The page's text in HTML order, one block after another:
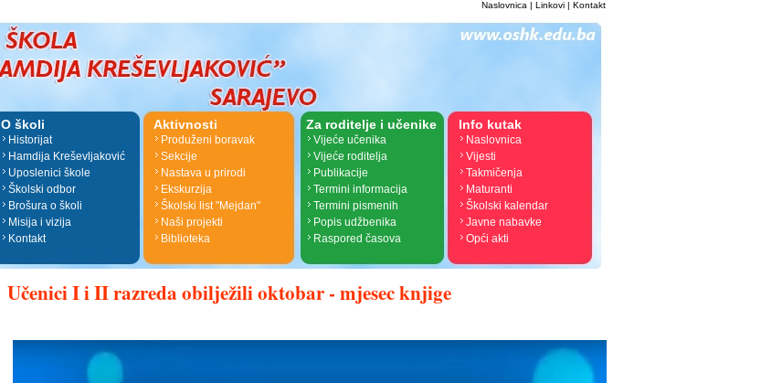
Naslovnica | Linkovi | Kontakt
O školi
Historijat
Hamdija Kreševljaković
Uposlenici škole
Školski odbor
Brošura o školi
Misija i vizija
Kontakt
Aktivnosti
Produženi boravak
Sekcije
Nastava u prirodi
Ekskurzija
Školski list "Mejdan"
Naši projekti
Biblioteka
Za roditelje i učenike
Vijeće učenika
Vijeće roditelja
Publikacije
Termini informacija
Termini pismenih
Popis udžbenika
Raspored časova
Info kutak
Naslovnica
Vijesti
Takmičenja
Maturanti
Školski kalendar
Javne nabavke
Opći akti
Učenici I i II razreda obilježili oktobar - mjesec knjige